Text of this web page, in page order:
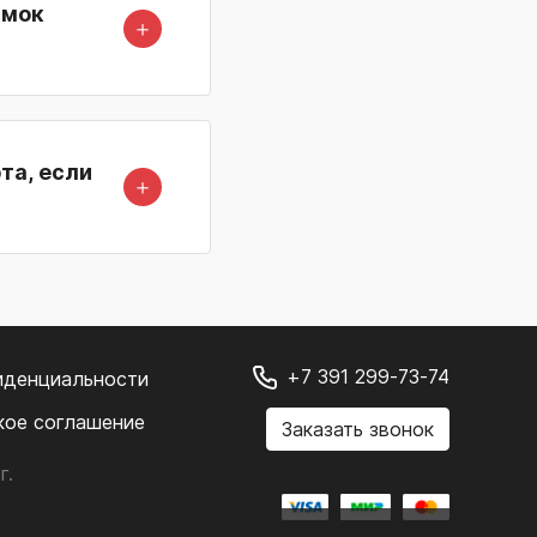
＋
если
＋
соглашение
+7 391 299-73-74
Заказать звонок